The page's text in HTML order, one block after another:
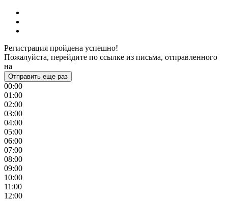
Регистрация пройдена успешно!
Пожалуйста, перейдите по ссылке из письма, отправленного
на
Отправить еще раз
00:00
01:00
02:00
03:00
04:00
05:00
06:00
07:00
08:00
09:00
10:00
11:00
12:00